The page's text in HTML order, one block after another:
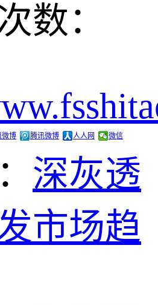
数：
微博 腾讯微博 人人网 微信
深灰透
市场趋